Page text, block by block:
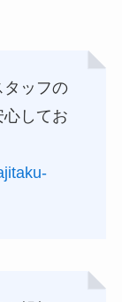
タッフの
してお